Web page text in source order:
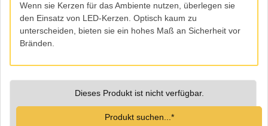
Wenn sie Kerzen für das Ambiente nutzen, überlegen sie
den Einsatz von LED-Kerzen. Optisch kaum zu
unterscheiden, bieten sie ein hohes Maß an Sicherheit vor
Bränden.
Dieses Produkt ist nicht verfügbar.
Produkt suchen...*